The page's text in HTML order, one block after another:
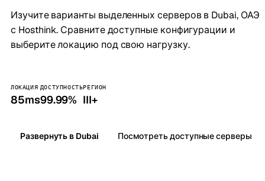
Изучите варианты выделенных серверов в Dubai, ОАЭ
с Hosthink. Сравните доступные конфигурации и
выберите локацию под свою нагрузку.
ЛОКАЦИЯ
85ms
ДОСТУПНОСТЬ
99.99%
РЕГИОН
III+
Развернуть в Dubai Посмотреть доступные серверы